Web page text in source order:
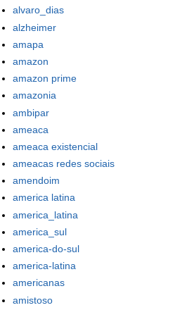
alvaro_dias
alzheimer
amapa
amazon
amazon prime
amazonia
ambipar
ameaca
ameaca existencial
ameacas redes sociais
amendoim
america latina
america_latina
america_sul
america-do-sul
america-latina
americanas
amistoso